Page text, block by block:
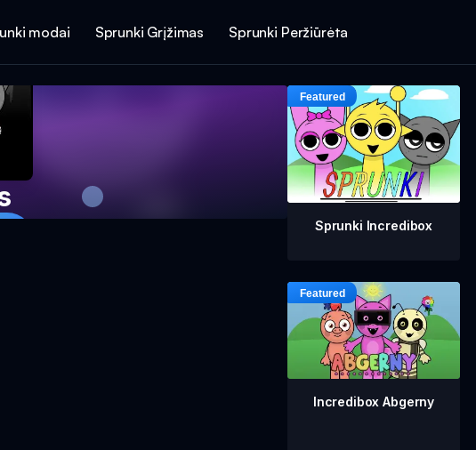
modai Sprunki Grįžimas Sprunki Peržiūrėta
Sprunki Incredibox
Incredibox Abgerny